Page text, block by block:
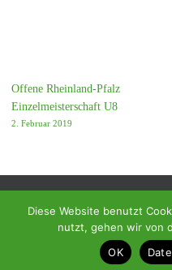
Offene Rheinland-Pfalz
Einzelmeisterschaft U8
2. Februar 2019
© 2018 - Homepage
Diese Website benutzt
nutzt, gehen wir von
OK